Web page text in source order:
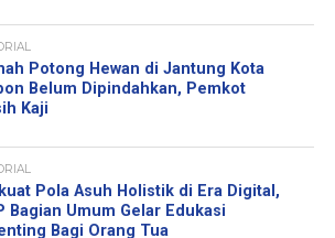
Potong Hewan di Jantung Kota
Belum Dipindahkan, Pemkot
Kaji
Pola Asuh Holistik di Era Digital,
Bagian Umum Gelar Edukasi
Bagi Orang Tua